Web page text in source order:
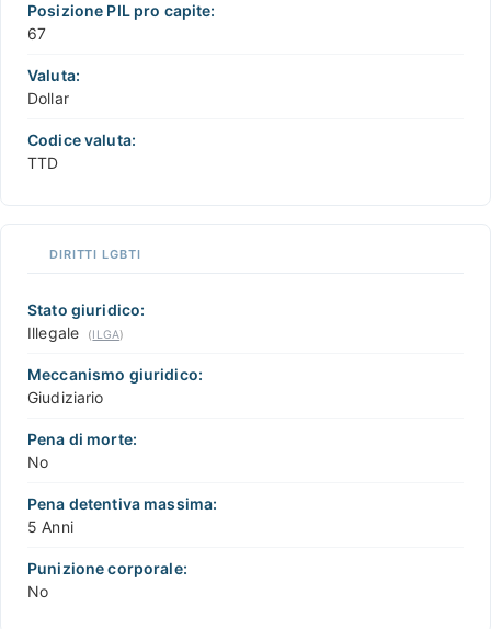
Posizione PIL pro capite:
67
Valuta:
Dollar
Codice valuta:
TTD
DIRITTI LGBTI
Stato giuridico:
Illegale
(ILGA)
Meccanismo giuridico:
Giudiziario
Pena di morte:
No
Pena detentiva massima:
5 Anni
Punizione corporale:
No